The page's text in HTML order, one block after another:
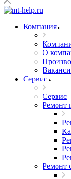
Компания
О
Сервис
Сервис
Ремонт
Ремонт